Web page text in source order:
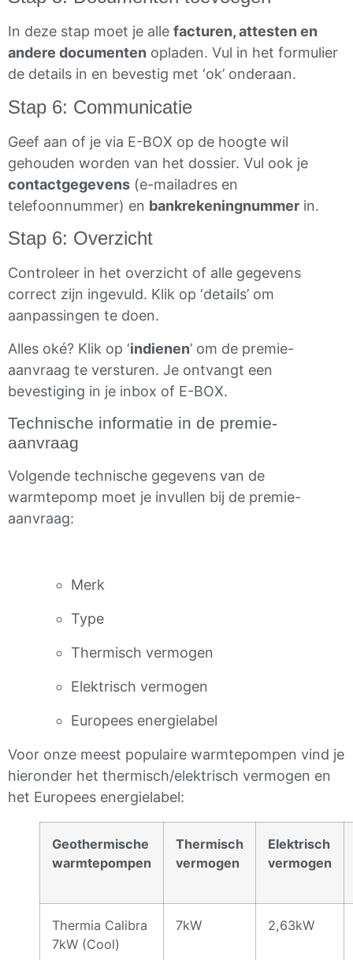
In deze stap moet je alle facturen, attesten en
andere documenten opladen. Vul in het formulier
de details in en bevestig met ‘ok’ onderaan.
Stap 6: Communicatie
Geef aan of je via E-BOX op de hoogte wil
gehouden worden van het dossier. Vul ook je
contactgegevens (e-mailadres en
telefoonnummer) en bankrekeningnummer in.
Stap 6: Overzicht
Controleer in het overzicht of alle gegevens
correct zijn ingevuld. Klik op ‘details’ om
aanpassingen te doen.
Alles oké? Klik op ‘indienen’ om de premie-
aanvraag te versturen. Je ontvangt een
bevestiging in je inbox of E-BOX.
Technische informatie in de premie-
aanvraag
Volgende technische gegevens van de
warmtepomp moet je invullen bij de premie-
aanvraag:
Merk
Type
Thermisch vermogen
Elektrisch vermogen
Europees energielabel
Voor onze meest populaire warmtepompen vind je
hieronder het thermisch/elektrisch vermogen en
het Europees energielabel:
Geothermische
warmtepompen
Thermisch
vermogen
Elektrisch
vermogen
Thermia Calibra
7kW (Cool)
7kW 2,63kW